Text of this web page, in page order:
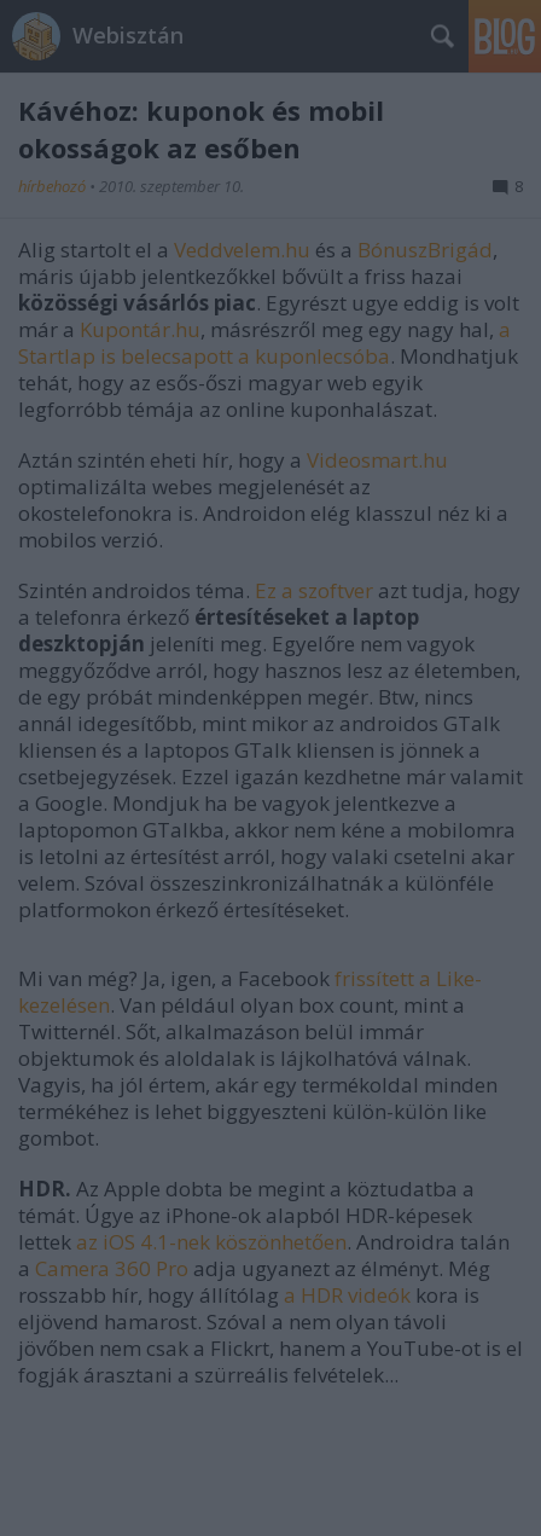
Webisztán
Kávéhoz: kuponok és mobil
okosságok az esőben
hírbehozó • 2010. szeptember 10. 8
Alig startolt el a Veddvelem.hu és a BónuszBrigád,
máris újabb jelentkezőkkel bővült a friss hazai
közösségi vásárlós piac. Egyrészt ugye eddig is volt
már a Kupontár.hu, másrészről meg egy nagy hal, a
Startlap is belecsapott a kuponlecsóba. Mondhatjuk
tehát, hogy az esős-őszi magyar web egyik
legforróbb témája az online kuponhalászat.
Aztán szintén eheti hír, hogy a Videosmart.hu
optimalizálta webes megjelenését az
okostelefonokra is. Androidon elég klasszul néz ki a
mobilos verzió.
Szintén androidos téma. Ez a szoftver azt tudja, hogy
a telefonra érkező értesítéseket a laptop
deszktopján jeleníti meg. Egyelőre nem vagyok
meggyőződve arról, hogy hasznos lesz az életemben,
de egy próbát mindenképpen megér. Btw, nincs
annál idegesítőbb, mint mikor az androidos GTalk
kliensen és a laptopos GTalk kliensen is jönnek a
csetbejegyzések. Ezzel igazán kezdhetne már valamit
a Google. Mondjuk ha be vagyok jelentkezve a
laptopomon GTalkba, akkor nem kéne a mobilomra
is letolni az értesítést arról, hogy valaki csetelni akar
velem. Szóval összeszinkronizálhatnák a különféle
platformokon érkező értesítéseket.
Mi van még? Ja, igen, a Facebookfrissített a Like-
kezelésen. Van például olyan box count, mint a
Twitternél. Sőt, alkalmazáson belül immár
objektumok és aloldalak is lájkolhatóvá válnak.
Vagyis, ha jól értem, akár egy termékoldal minden
termékéhez is lehet biggyeszteni külön-külön like
gombot.
HDR. Az Apple dobta be megint a köztudatba a
témát. Úgye az iPhone-ok alapból HDR-képesek
lettek az iOS 4.1-nek köszönhetően. Androidra talán
a Camera 360 Pro adja ugyanezt az élményt. Még
rosszabb hír, hogy állítólag a HDR videók kora is
eljövend hamarost. Szóval a nem olyan távoli
jövőben nem csak a Flickrt, hanem a YouTube-ot is el
fogják árasztani a szürreális felvételek...